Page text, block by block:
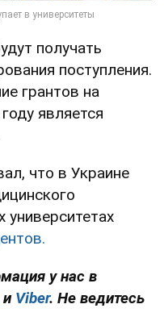
получать
поступления.
грантов на
является
что в Украине
университетах
у нас в
и Viber. Не ведитесь